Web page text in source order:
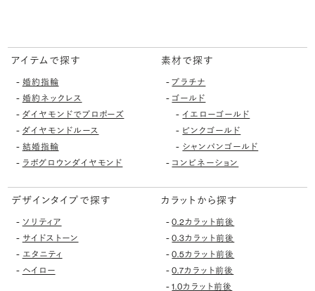
アイテムで探す
- 婚約指輪
- 婚約ネックレス
- ダイヤモンドでプロポーズ
- ダイヤモンドルース
- 結婚指輪
- ラボグロウンダイヤモンド
素材で探す
-プラチナ
- ゴールド
-イエローゴールド
- ピンクゴールド
- シャンパンゴールド
- コンビネーション
デザインタイプで探す
- ソリティア
- サイドストーン
- エタニティ
- ヘイロー
カラットから探す
-0.2カラット前後
-0.3カラット前後
-0.5カラット前後
-0.7カラット前後
-1.0カラット前後